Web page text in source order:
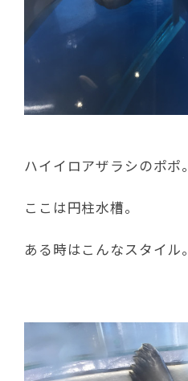
ハイイロアザラシのポポ。
ここは円柱水槽。
ある時はこんなスタイル。